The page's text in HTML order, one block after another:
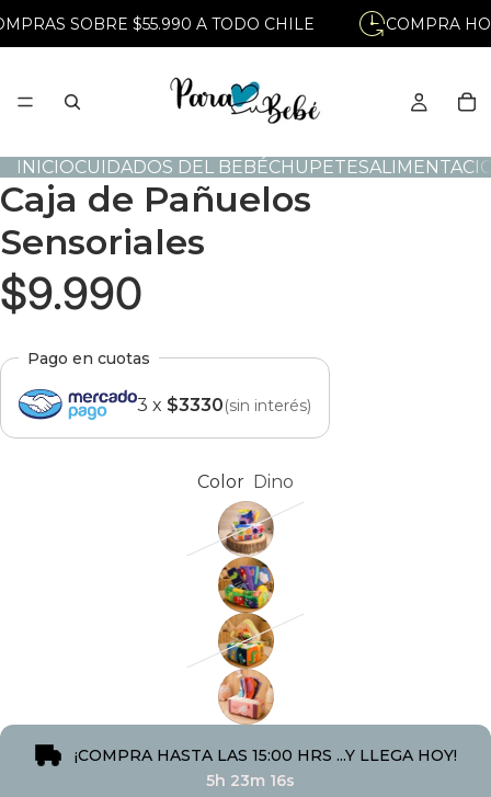
SOBRE $55.990 A TODO CHILE COMPRA
INICIOCUIDADOS DEL BEBÉCHUPETES
Caja de Pañuelos
Sensoriales
$9.990
Pago en cuotas
3 x $3330(sin interés)
Color Dino
¡COMPRA HASTA LAS 15:00 HRS ...Y LLEGA HOY!
5h 23m 16s